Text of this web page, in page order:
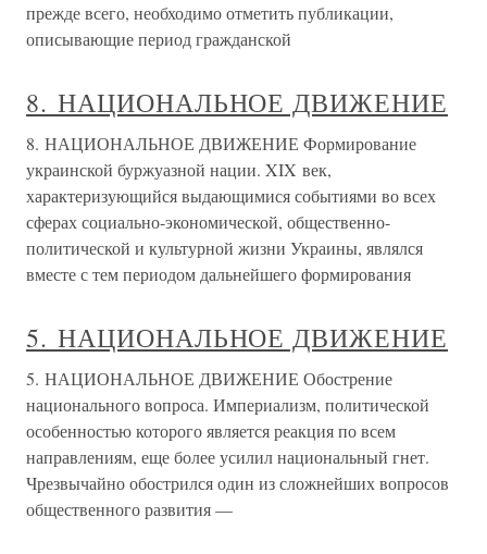
прежде всего, необходимо отметить публикации,
описывающие период гражданской
8. НАЦИОНАЛЬНОЕ ДВИЖЕНИЕ
8. НАЦИОНАЛЬНОЕ ДВИЖЕНИЕ Формирование
украинской буржуазной нации. XIX век,
характеризующийся выдающимися событиями во всех
сферах социально-экономической, общественно-
политической и культурной жизни Украины, являлся
вместе с тем периодом дальнейшего формирования
5. НАЦИОНАЛЬНОЕ ДВИЖЕНИЕ
5. НАЦИОНАЛЬНОЕ ДВИЖЕНИЕ Обострение
национального вопроса. Империализм, политической
особенностью которого является реакция по всем
направлениям, еще более усилил национальный гнет.
Чрезвычайно обострился один из сложнейших вопросов
общественного развития —